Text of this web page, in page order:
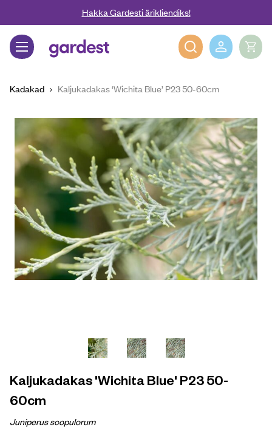
Liigu edasi põhisisu juurdeHakka Gardesti ärikliendiks!
Gardest
Kadakad Kaljukadakas ‘Wichita Blue’ P23 50-60cm
Kaljukadakas 'Wichita Blue' P23 50-
60cm
Juniperus scopulorum